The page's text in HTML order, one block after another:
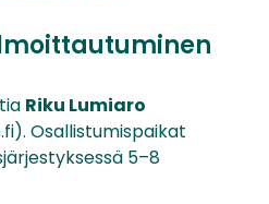
Riku Lumiaro
Osallistumispaikat
5–8